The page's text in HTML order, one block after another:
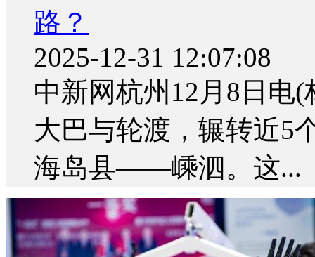
路？
2025-12-31 12:07:08
中新网杭州12月8日电
大巴与轮渡，辗转近5
海岛县——嵊泗。这...